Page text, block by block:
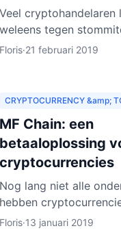
Veel cryptohandelaren
weleens tegen
Gelukkig kunnen
Floris·21 februari 2019
CRYPTOCURRENCY &amp;
MF Chain: een
betaaloplossing
cryptocurrencies
Nog lang niet alle
hebben
geaccepteerd als
Floris·13 januari 2019